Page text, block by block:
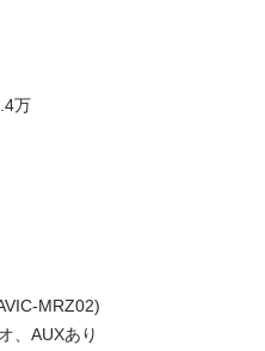
万
MRZ02)
、AUXあり